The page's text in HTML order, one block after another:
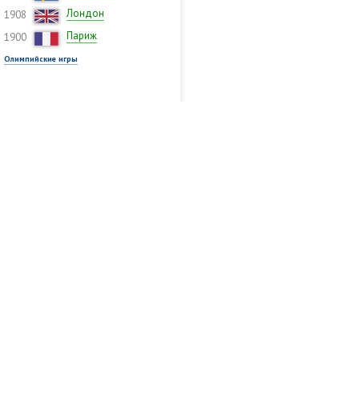
1908
Лондон
1900
Париж
Олимпийские игры